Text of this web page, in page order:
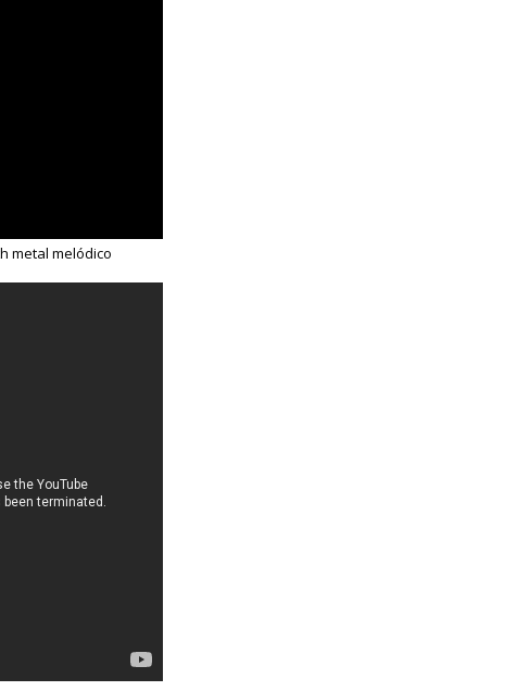
metal melódico